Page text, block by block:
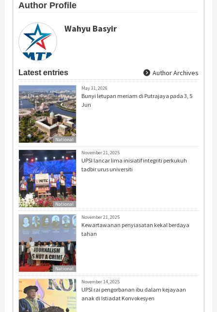
Author Profile
Wahyu Basyir
Latest entries Author Archives
National
May 31, 2026
Bunyi letupan meriam di Putrajaya pada 3, 5
Jun
National
November 21, 2025
UPSI lancar lima inisiatif integriti perkukuh
tadbir urus universiti
National
November 21, 2025
Kewartawanan penyiasatan kekal berdaya
tahan
November 14, 2025
UPSI rai pengorbanan ibu dalam kejayaan
anak di Istiadat Konvokesyen